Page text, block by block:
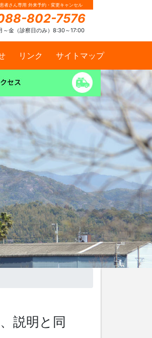
患者さん専用 外来予約・変更キャンセル
802-7576
～金（診察日のみ）8:30～17:00
リンク サイトマップ
説明と同